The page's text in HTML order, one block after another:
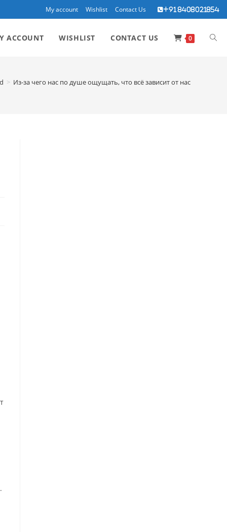
My account Wishlist Contact Us +91 8408021854
ACCOUNT WISHLIST CONTACT US 0
> Из-за чего нас по душе ощущать, что всё зависит от нас